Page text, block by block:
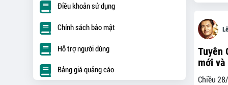
Tuyên
mới
Chiều
Điều khoản sử dụng
Chính sách bảo mật
Hỗ trợ người dùng
Bảng giá quảng cáo